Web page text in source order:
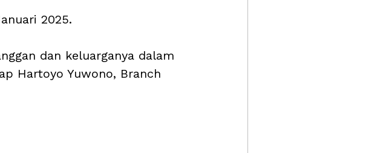
2025.
dan keluarganya dalam
Hartoyo Yuwono, Branch